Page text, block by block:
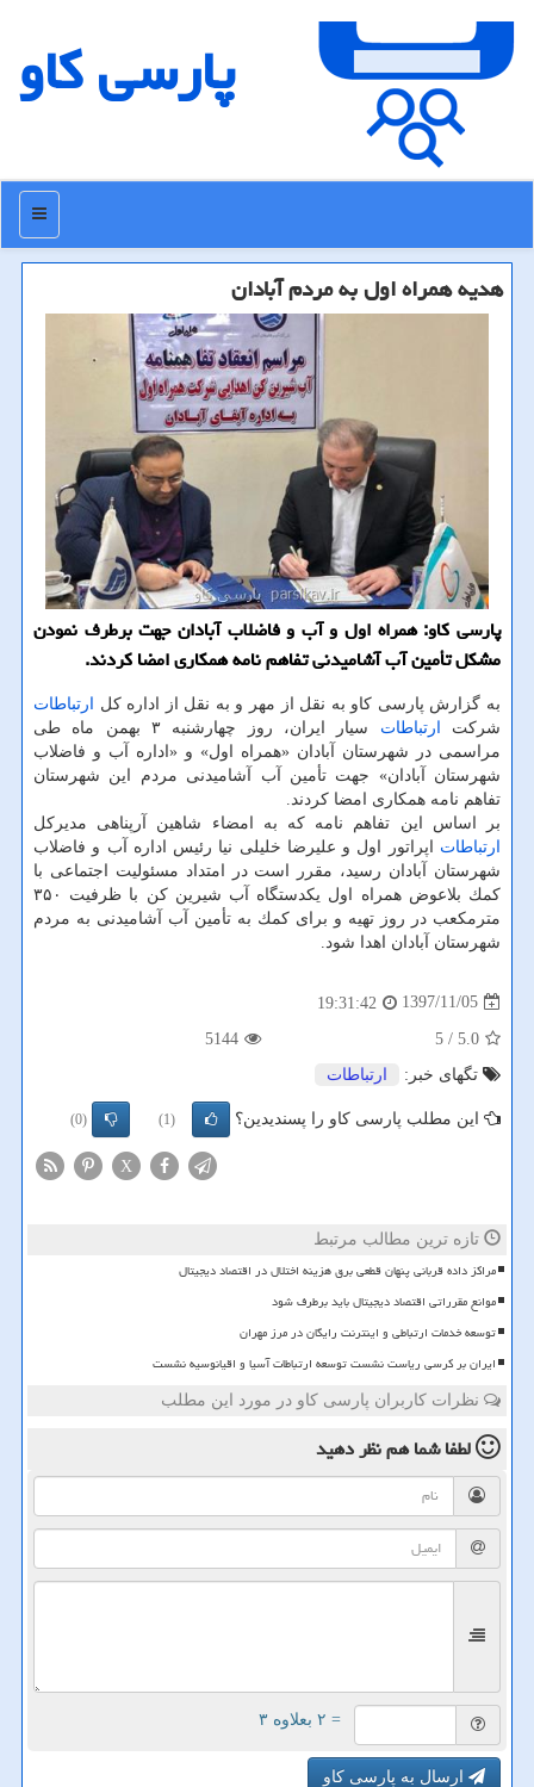
پارسی كاو
منو
هدیه همراه اول به مردم آبادان
پارسی كاو: همراه اول و آب و فاضلاب آبادان جهت برطرف نمودن
مشكل تأمین آب آشامیدنی تفاهم نامه همكاری امضا كردند.
به گزارش پارسی كاو به نقل از مهر و به نقل از اداره كل
ارتباطات
شركت
ارتباطات
سیار ایران، روز چهارشنبه ۳ بهمن ماه طی
مراسمی در شهرستان آبادان «همراه اول» و «اداره آب و فاضلاب
شهرستان آبادان» جهت تأمین آب آشامیدنی مردم این شهرستان
تفاهم نامه همكاری امضا كردند.
بر اساس این تفاهم نامه كه به امضاء شاهین آرپناهی مدیركل
ارتباطات اپراتور اول و علیرضا خلیلی نیا رئیس اداره آب و فاضلاب
شهرستان آبادان رسید، مقرر است در امتداد مسئولیت اجتماعی با
كمك بلاعوض همراه اول یكدستگاه آب شیرین كن با ظرفیت ۳۵۰
مترمكعب در روز تهیه و برای كمك به تأمین آب آشامیدنی به مردم
شهرستان آبادان اهدا شود.
1397/11/05
19:31:42
5.0
/ 5
5144
تگهای خبر:
ارتباطات
این مطلب پارسی کاو را پسندیدین؟ (1)
(0)
X
تازه ترین مطالب مرتبط
مراکز داده قربانی پنهان قطعی برق هزینه اختلال در اقتصاد دیجیتال
موانع مقرراتی اقتصاد دیجیتال باید برطرف شود
توسعه خدمات ارتباطی و اینترنت رایگان در مرز مهران
ایران بر کرسی ریاست نشست توسعه ارتباطات آسیا و اقیانوسیه نشست
نظرات کاربران پارسی کاو در مورد این مطلب
لطفا شما همنظر دهید
= ۲ بعلاوه ۳
ارسال به پارسی کاو